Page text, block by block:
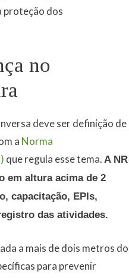
proteção dos
no
deve ser definição de
a Norma
que regula esse tema. A NR
em altura acima de 2
capacitação, EPIs,
das atividades.
a mais de dois metros do
para prevenir